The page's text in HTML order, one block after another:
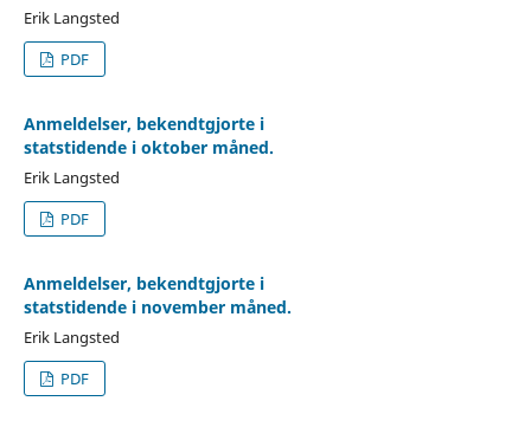
Erik Langsted
PDF
Anmeldelser, bekendtgjorte i
statstidende i oktober måned.
Erik Langsted
PDF
Anmeldelser, bekendtgjorte i
statstidende i november måned.
Erik Langsted
PDF